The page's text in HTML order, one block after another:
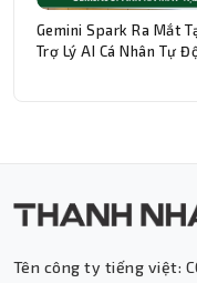
Gemini Spark Ra Mắt
Trợ Lý AI Cá Nhân Tự
Tên công ty tiếng việt: